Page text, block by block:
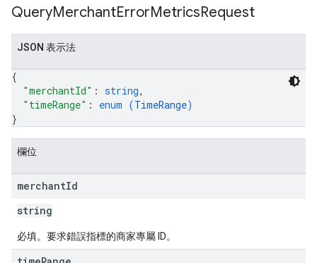
QueryMerchantErrorMetricsRequest
JSON 表示法
{
"merchantId" : string,
"timeRange" : enum (TimeRange)
}
欄位
merchantId
string
必填。要求錯誤指標的商家專屬 ID。